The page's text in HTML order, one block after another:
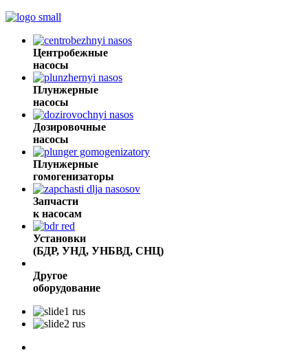
Центробежные
насосы
Плунжерные
насосы
Дозировочные
насосы
Плунжерные
гомогенизаторы
Запчасти
к насосам
Установки
(БДР, УНД, УНБВД, СНЦ)
Другое
оборудование